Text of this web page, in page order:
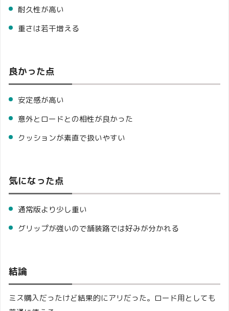
耐久性が高い
重さは若干増える
良かった点
安定感が高い
意外とロードとの相性が良かった
クッションが素直で扱いやすい
気になった点
通常版より少し重い
グリップが強いので舗装路では好みが分かれる
結論
ミス購入だったけど結果的にアリだった。ロード用としても